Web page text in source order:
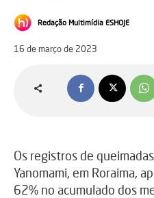
Redação Multimídia ESHOJE
16 de março de 2023
Os registros de
Yanomami, em Roraima,
62% no acumulado dos